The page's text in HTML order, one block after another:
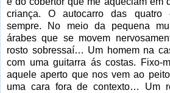
criança. O autocarro das quatro
sempre. No meio da pequena
árabes que se movem
rosto sobressaí… Um homem na
com uma guitarra ás costas. Fixo-
aquele aperto que nos vem ao
uma cara fora de contexto… Um